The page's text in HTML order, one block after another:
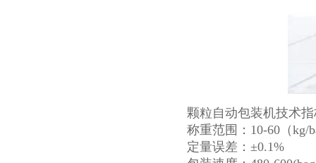
颗粒自动包装机技术
称重范围：10-60（kg/
定量误差：±0.1%